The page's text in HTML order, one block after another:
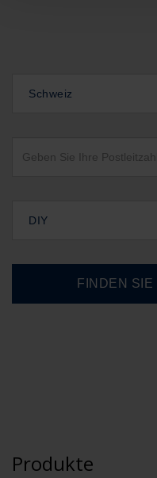
Schweiz
DIY
Produkte